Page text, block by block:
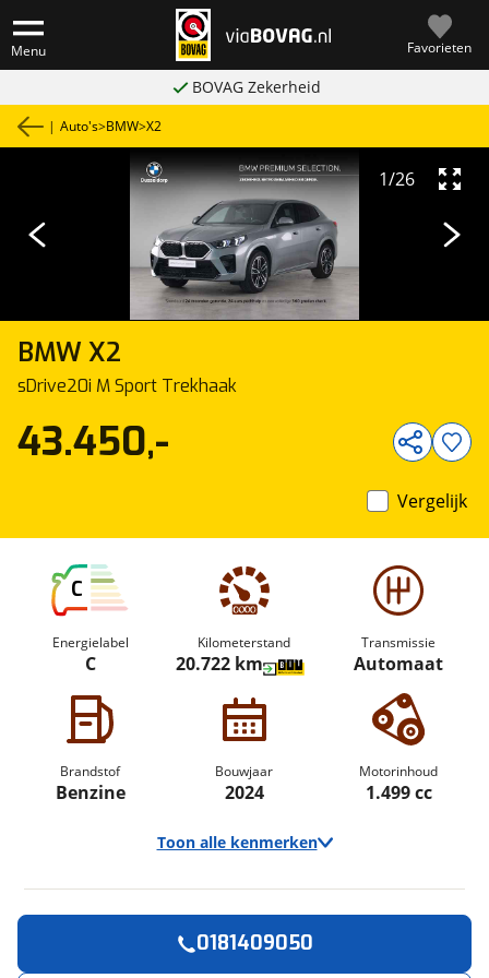
Menu Favorieten
BOVAG Zekerheid
| Auto's>BMW>X2
BMWX2
sDrive20i M Sport Trekhaak
1/26
C
Energielabel
C
Kilometerstand
20.722 km
Transmissie
Automaat
Brandstof
Benzine
Bouwjaar
2024
Motorinhoud
1.499 cc
Toon alle kenmerken
43.450,-
Vergelijk
0181409050
proefritaan!
vraag!
Ontvang gratis jouw